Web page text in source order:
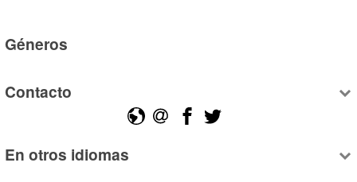
Géneros
Contacto
En otros idiomas